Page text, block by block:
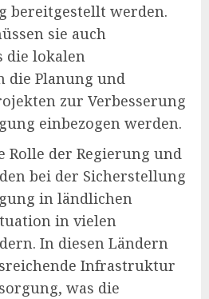
bereitgestellt werden.
sie auch
die lokalen
die Planung und
zur Verbesserung
einbezogen werden.
Rolle der Regierung und
bei der Sicherstellung
in ländlichen
in vielen
In diesen Ländern
Infrastruktur
was die